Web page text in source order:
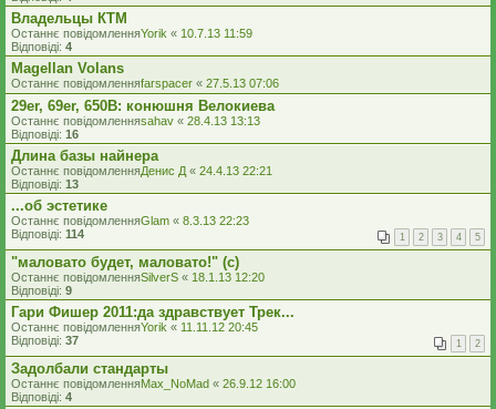
Владельцы КТМ
Останнє повідомленняYorik « 10.7.13 11:59
Відповіді: 4
Magellan Volans
Останнє повідомленняfarspacer « 27.5.13 07:06
29er, 69er, 650B: конюшня Велокиева
Останнє повідомленняsahav « 28.4.13 13:13
Відповіді: 16
Длина базы найнера
Останнє повідомленняДенис Д « 24.4.13 22:21
Відповіді: 13
...об эстетике
Останнє повідомленняGlam « 8.3.13 22:23
Відповіді: 114 1 2 3 4 5
"маловато будет, маловато!" (с)
Останнє повідомленняSilverS « 18.1.13 12:20
Відповіді: 9
Гари Фишер 2011:да здравствует Трек...
Останнє повідомленняYorik « 11.11.12 20:45
Відповіді: 37 1 2
Задолбали стандарты
Останнє повідомленняMax_NoMad « 26.9.12 16:00
Відповіді: 4